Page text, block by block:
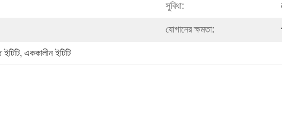
সুবিধা:
যোগানের ক্ষমতা:
ইটিটি, এককালীন ইটিটি